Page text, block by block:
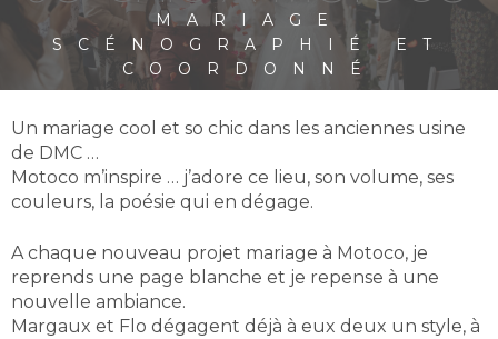
MARIAGE
SCÉNOGRAPHIÉ ET
COORDONNÉ
Un mariage cool et so chic dans les anciennes usine
de DMC …
Motoco m’inspire … j’adore ce lieu, son volume, ses
couleurs, la poésie qui en dégage.
A chaque nouveau projet mariage à Motoco, je
reprends une page blanche et je repense à une
nouvelle ambiance.
Margaux et Flo dégagent déjà à eux deux un style, à